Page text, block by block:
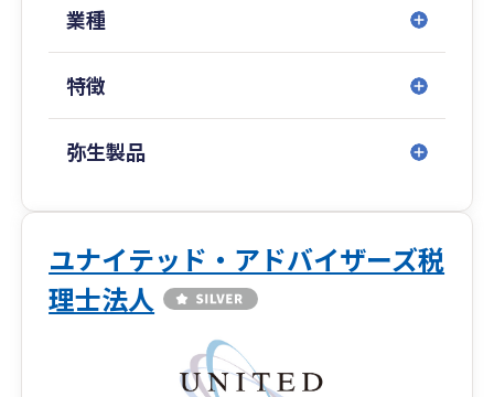
業種
特徴
弥生製品
ユナイテッド・アドバイザーズ税
理士法人